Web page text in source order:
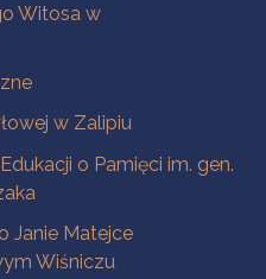
Witosa w
w Zalipiu
o Pamięci im. gen.
Janie Matejce
Wiśniczu